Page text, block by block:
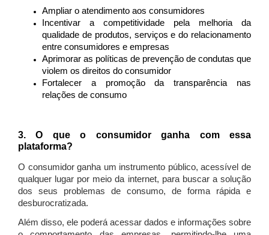
Ampliar o atendimento aos consumidores
Incentivar a competitividade pela melhoria da
qualidade de produtos, serviços e do relacionamento
entre consumidores e empresas
Aprimorar as políticas de prevenção de condutas que
violem os direitos do consumidor
Fortalecer a promoção da transparência nas
relações de consumo
3. O que o consumidor ganha com essa
plataforma?
O consumidor ganha um instrumento público, acessível de
qualquer lugar por meio da internet, para buscar a solução
dos seus problemas de consumo, de forma rápida e
desburocratizada.
Além disso, ele poderá acessar dados e informações sobre